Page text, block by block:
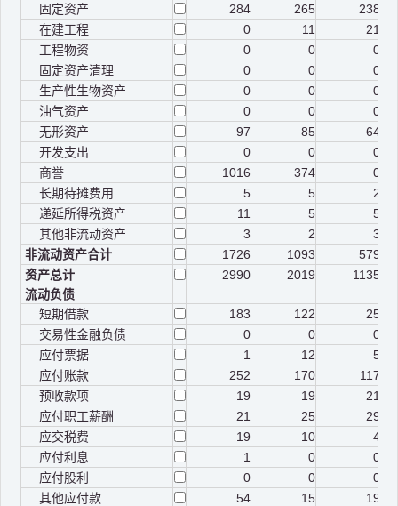
固定资产
284 265
238
在建工程
0 11
21
工程物资
0 0
0
固定资产清理
0 0
0
生产性生物资产
0 0
0
油气资产
0 0
0
无形资产
97 85
64
开发支出
0 0
0
商誉
1016 374
0
长期待摊费用
5 5
2
递延所得税资产
11 5
5
其他非流动资产
3 2
3
非流动资产合计
1726 1093
579
资产总计
2990 2019
1135
流动负债
短期借款
183 122
25
交易性金融负债
0 0
0
应付票据
1 12
5
应付账款
252 170
117
预收款项
19 19
21
应付职工薪酬
21 25
29
应交税费
19 10
4
应付利息
1 0
0
应付股利
0 0
0
其他应付款
54 15
19